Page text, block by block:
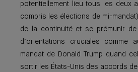
potentiellement lieu tous les deux
compris les élections de mi-
de la continuité et se prémunir
d’orientations cruciales comme
mandat de Donald Trump quand
sortir les États-Unis des accords de